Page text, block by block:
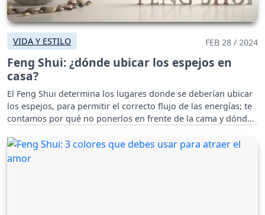
VIDA Y ESTILO FEB 28 / 2024
Feng Shui: ¿dónde ubicar los espejos en
casa?
El Feng Shui determina los lugares donde se deberían ubicar
los espejos, para permitir el correcto flujo de las energías; te
contamos por qué no ponerlos en frente de la cama y dónde